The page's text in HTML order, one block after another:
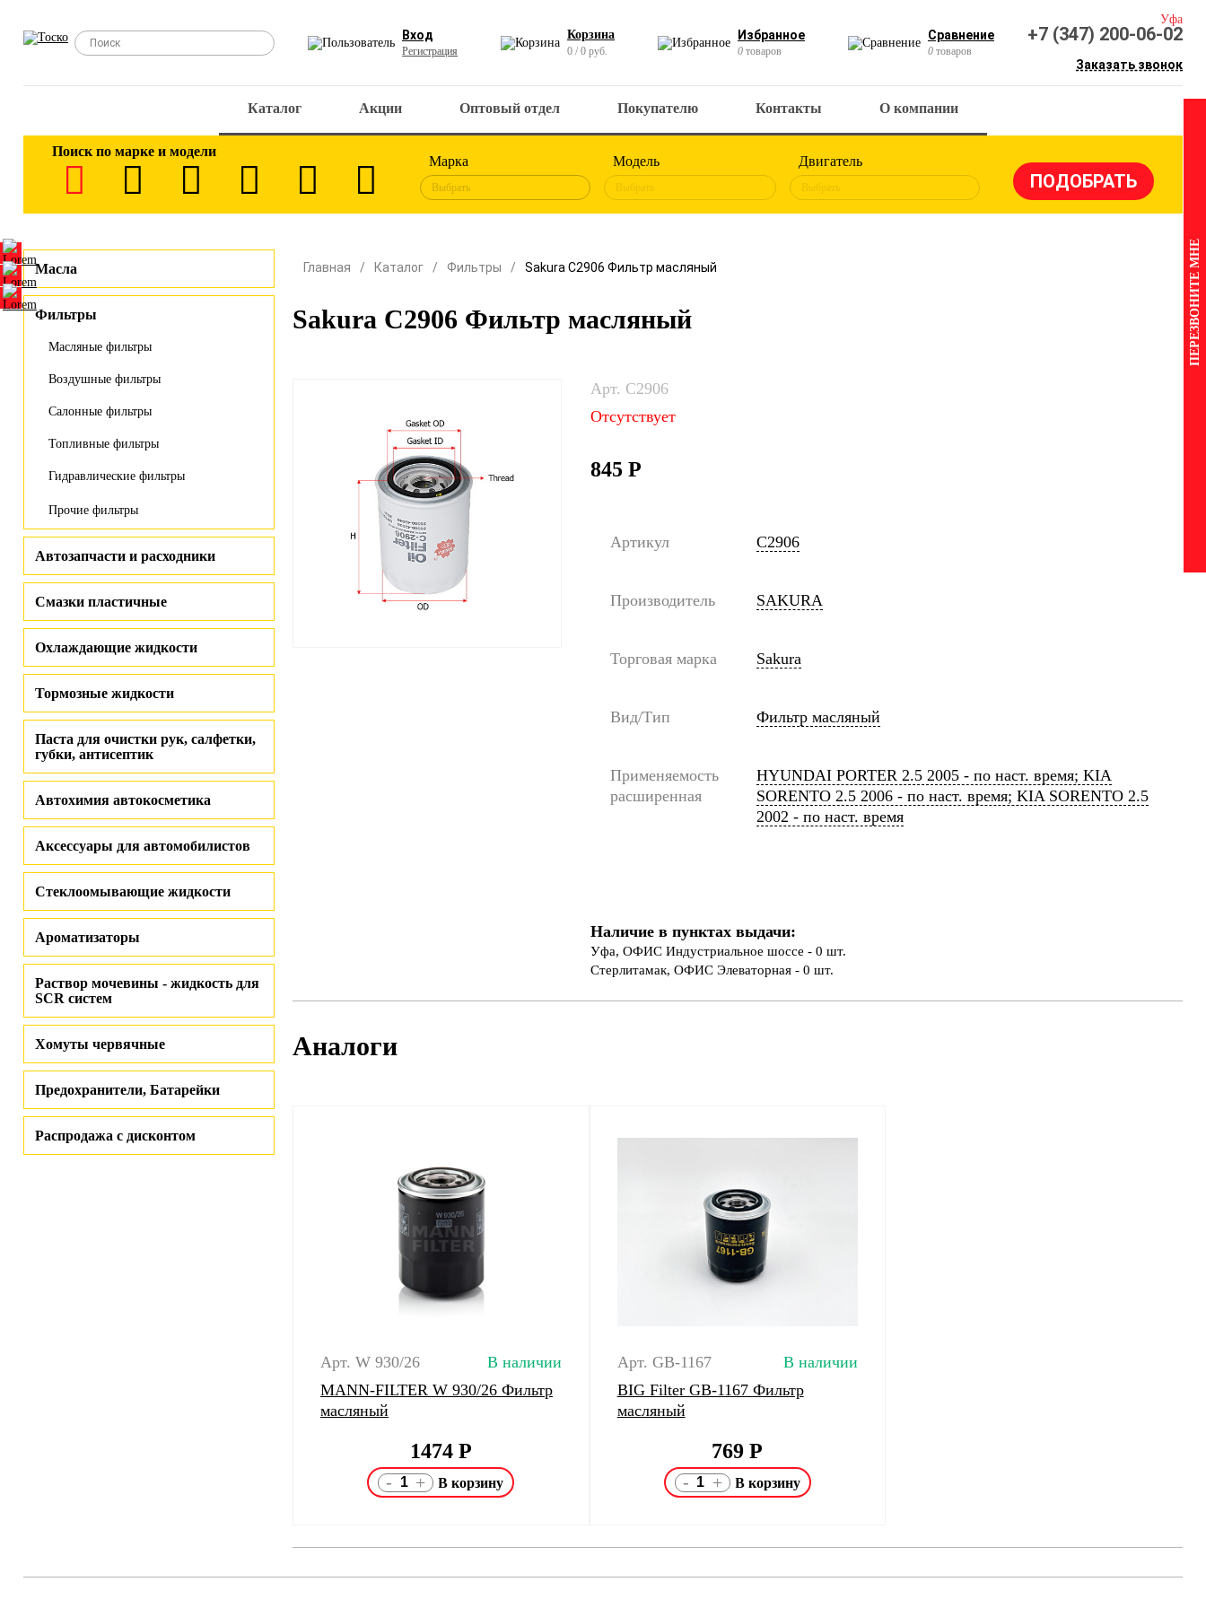
Вход
Регистрация
Корзина
0 / 0 руб.
Избранное
0 товаров
Сравнение
0 товаров
Уфа
+7 (347) 200-06-02
Заказать звонок
Каталог Акции Оптовый отдел Покупателю Контакты О компании
Поиск по марке и модели
Марка
Выбрать
Модель
Выбрать
Двигатель
Выбрать
Масла
Фильтры
Масляные фильтры
Воздушные фильтры
Салонные фильтры
Топливные фильтры
Гидравлические фильтры
Прочие фильтры
Автозапчасти и расходники
Смазки пластичные
Охлаждающие жидкости
Тормозные жидкости
Паста для очистки рук, салфетки,
губки, антисептик
Автохимия автокосметика
Аксессуары для автомобилистов
Стеклоомывающие жидкости
Ароматизаторы
Раствор мочевины - жидкость для
SCR систем
Хомуты червячные
Предохранители, Батарейки
Распродажа с дисконтом
Главная Каталог Фильтры Sakura C2906 Фильтр масляный
Sakura C2906 Фильтр масляный
Арт. C2906
Отсутствует
845 Р
Артикул C2906
Производитель SAKURA
Торговая марка Sakura
Вид/Тип Фильтр масляный
Применяемость
расширенная
HYUNDAI PORTER 2.5 2005 - по наст. время; KIA
SORENTO 2.5 2006 - по наст. время; KIA SORENTO 2.5
2002 - по наст. время
Наличие в пунктах выдачи:
Уфа, ОФИС Индустриальное шоссе - 0 шт.
Стерлитамак, ОФИС Элеваторная - 0 шт.
Аналоги
Арт. W 930/26
В наличии
MANN-FILTER W 930/26 Фильтр
масляный
1474 Р
- +
Арт. GB-1167
В наличии
BIG Filter GB-1167 Фильтр
масляный
769Р
- +
ПЕРЕЗВОНИТЕ МНЕ